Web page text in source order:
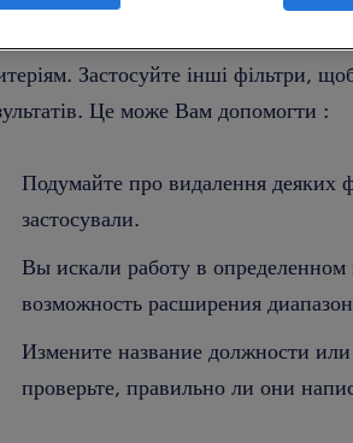
Застосуйте інші фільтри,
Це може Вам допомогти :
Подумайте про видалення деяких
застосували.
Вы искали работу в определенном
возможность расширения
Измените название должности
проверьте, правильно ли они